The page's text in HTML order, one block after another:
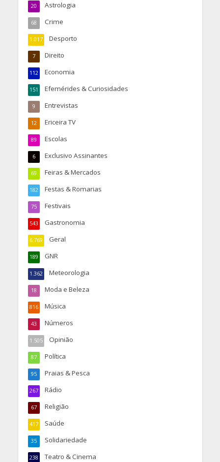
Astrologia
20
Crime
68
Desporto
1.017
Direito
7
Economia
112
Efemérides & Curiosidades
151
Entrevistas
9
Ericeira TV
12
Escolas
89
Exclusivo Assinantes
6
Feiras & Mercados
69
Festas & Romarias
182
Festivais
75
Gastronomia
543
Geral
6.769
GNR
189
Meteorologia
1.362
Moda e Beleza
18
Música
816
Números
43
Opinião
1.505
Política
87
Praias & Pesca
95
Rádio
267
Religião
67
Saúde
417
Solidariedade
35
Teatro & Cinema
238